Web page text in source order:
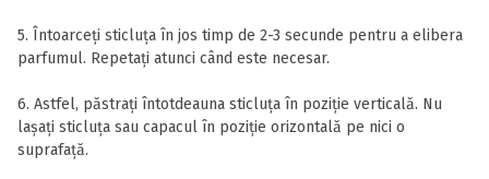
5. Întoarceți sticluța în jos timp de 2-3 secunde pentru a elibera
parfumul. Repetați atunci când este necesar.
6. Astfel, păstrați întotdeauna sticluța în poziție verticală. Nu
lașați sticluța sau capacul în poziție orizontală pe nici o
suprafață.